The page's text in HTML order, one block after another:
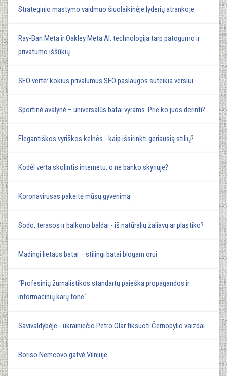
Strateginio mąstymo vaidmuo šiuolaikinėje lyderių atrankoje
Ray-Ban Meta ir Oakley Meta AI: technologija tarp patogumo ir
privatumo iššūkių
SEO vertė: kokius privalumus SEO paslaugos suteikia verslui
Sportinė avalynė – universalūs batai vyrams. Prie ko juos derinti?
Elegantiškos vyriškos kelnės - kaip išsirinkti geriausią stilių?
Kodėl verta skolintis internetu, o ne banko skyriuje?
Koronavirusas pakeitė mūsų gyvenimą
Sodo, terasos ir balkono baldai - iš natūralių žaliavų ar plastiko?
Madingi lietaus batai – stilingi batai blogam orui
“Profesinių žurnalistikos standartų paieška propagandos ir
informacinių karų fone“
Savivaldybėje - ukrainiečio Petro Olar fiksuoti Černobylio vaizdai
Boriso Nemcovo gatvė Vilniuje